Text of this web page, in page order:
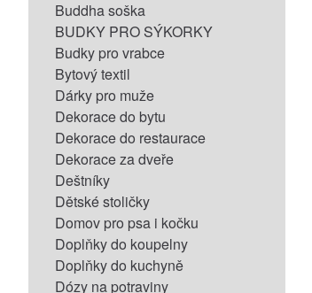
Buddha soška
BUDKY PRO SÝKORKY
Budky pro vrabce
Bytový textil
Dárky pro muže
Dekorace do bytu
Dekorace do restaurace
Dekorace za dveře
Deštníky
Dětské stoličky
Domov pro psa i kočku
Doplňky do koupelny
Doplňky do kuchyně
Dózy na potraviny